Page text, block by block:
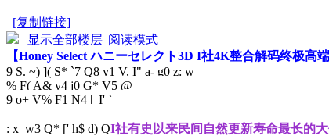
[复制链接]
| 显示全部楼层 |阅读模式
【Honey Select ハニーセレクト3D I社4K整合解码终极
9 S. ~) ]( S* `7 Q8 y1 V, I" a- g0 z: w
% F( A& y4 j0 G* V5 @
9 o+ V% F1 N4 | I' `
: x w3 Q* [' h$ d) QI社有史以来民间自然更新寿命最长的大